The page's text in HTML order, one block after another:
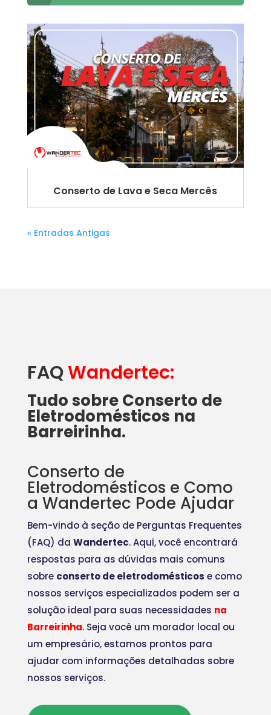
Conserto de Lava e Seca Mercês
« Entradas Antigas
FAQWandertec:
Tudo sobre Conserto de
Eletrodomésticos na
Barreirinha.
Conserto de
Eletrodomésticos e Como
a Wandertec Pode Ajudar
Bem-vindo à seção de Perguntas Frequentes
(FAQ) da Wandertec. Aqui, você encontrará
respostas para as dúvidas mais comuns
sobre conserto de eletrodomésticos e como
nossos serviços especializados podem ser a
solução ideal para suas necessidades na
Barreirinha. Seja você um morador local ou
um empresário, estamos prontos para
ajudar com informações detalhadas sobre
nossos serviços.